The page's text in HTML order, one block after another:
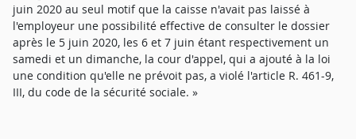
juin 2020 au seul motif que la caisse n'avait pas laissé à
l'employeur une possibilité effective de consulter le dossier
après le 5 juin 2020, les 6 et 7 juin étant respectivement un
samedi et un dimanche, la cour d'appel, qui a ajouté à la loi
une condition qu'elle ne prévoit pas, a violé l'article R. 461-9,
III, du code de la sécurité sociale. »